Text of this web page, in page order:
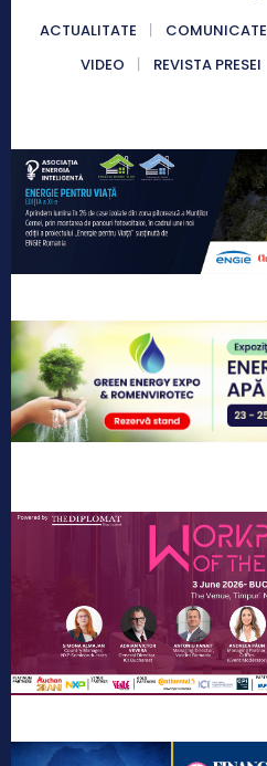
ACTUALITATE COMUNICATE
VIDEO
REVISTA PRESEI